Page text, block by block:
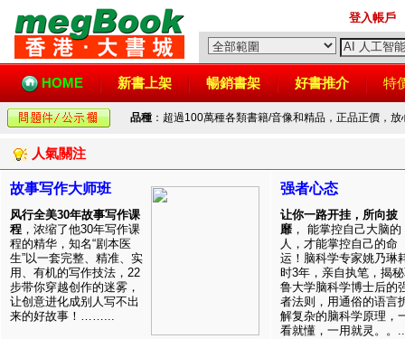
登入帳戶
HOME 新書上架 暢銷書架 好書推介 特
品種 ：超過100萬種各類書籍/音像和精品，正品正價，
人氣關注
故事写作大师班
风行全美30年故事写作课
程 ，浓缩了他30年写作课
程的精华，知名“剧本医
生”以一套完整、精准、实
用、有机的写作技法，22
步带你穿越创作的迷雾，
让创意进化成别人写不出
来的好故事！……...
强者心态
让你一路开挂，所向披
靡 ， 能掌控自己大脑的
人，才能掌控自己的命
运！脑科学专家姚乃琳
时3年，亲自执笔，揭
鲁大学脑科学博士后的
者法则，用通俗的语言
解复杂的脑科学原理，
看就懂，一用就灵。。